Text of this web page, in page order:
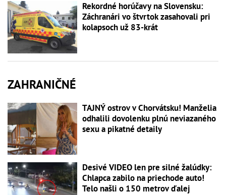
Rekordné horúčavy na Slovensku:
Záchranári vo štvrtok zasahovali pri
kolapsoch už 83-krát
ZAHRANIČNÉ
TAJNÝ ostrov v Chorvátsku! Manželia
odhalili dovolenku plnú neviazaného
sexu a pikatné detaily
Desivé VIDEO len pre silné žalúdky:
Chlapca zabilo na priechode auto!
Telo našli o 150 metrov ďalej